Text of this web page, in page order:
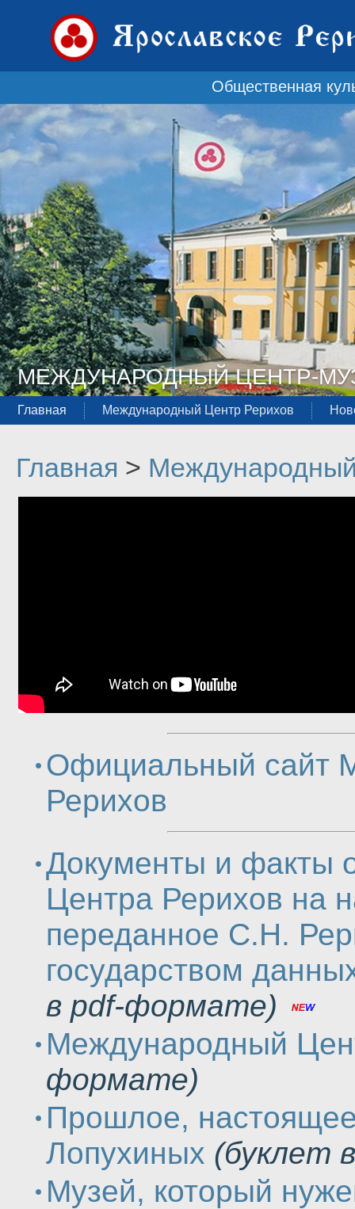
МЕЖДУНАРОДНЫЙ ЦЕНТР-
Общественная
Главная Международный Центр Рерихов
Главная >
Официальный сайт
Рерихов
Документы и факты
Центра Рерихов на
переданное С.Н.
государством
в pdf-формате)
Международный
формате)
Прошлое,
Лопухиных (буклет
Музей, который